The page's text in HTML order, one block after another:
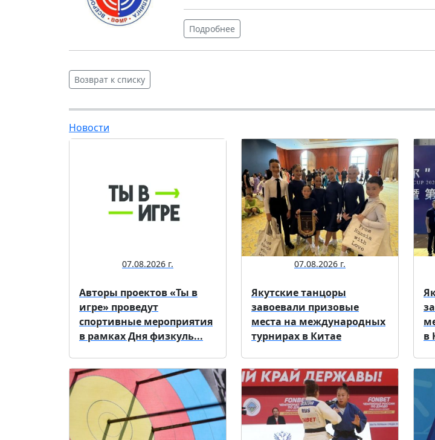
Подробнее
Возврат к списку
Новости
07.08.2026 г.
Авторы проектов «Ты в
игре» проведут
спортивные мероприятия
в рамках Дня физкуль...
07.08.2026 г.
Якутские танцоры
завоевали призовые
места на международных
турнирах в Китае
в